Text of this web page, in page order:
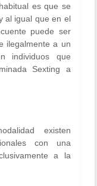
es que se
al igual que en el
puede ser
ilegalmente a un
individuos que
Sexting a
existen
con una
a la